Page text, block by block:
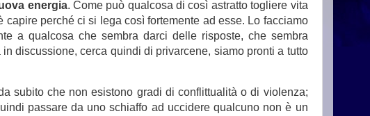
energia. Come può qualcosa di così astratto togliere vita
perché ci si lega così fortemente ad esse. Lo facciamo
a qualcosa che sembra darci delle risposte, che sembra
discussione, cerca quindi di privarcene, siamo pronti a tutto
subito che non esistono gradi di conflittualità o di violenza;
passare da uno schiaffo ad uccidere qualcuno non è un